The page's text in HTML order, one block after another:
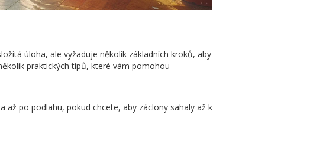
úloha, ale vyžaduje několik základních kroků, aby
praktických tipů, které vám pomohou
po podlahu, pokud chcete, aby záclony sahaly až k